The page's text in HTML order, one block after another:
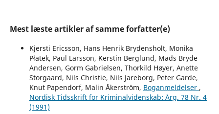
Mest læste artikler af samme forfatter(e)
Kjersti Ericsson, Hans Henrik Brydensholt, Monika
Płatek, Paul Larsson, Kerstin Berglund, Mads Bryde
Andersen, Gorm Gabrielsen, Thorkild Høyer, Anette
Storgaard, Nils Christie, Nils Jareborg, Peter Garde,
Knut Papendorf, Malin Åkerström, Boganmeldelser ,
Nordisk Tidsskrift for Kriminalvidenskab: Årg. 78 Nr. 4
(1991)